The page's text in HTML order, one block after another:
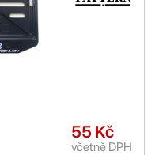
55 Kč
včetně DPH